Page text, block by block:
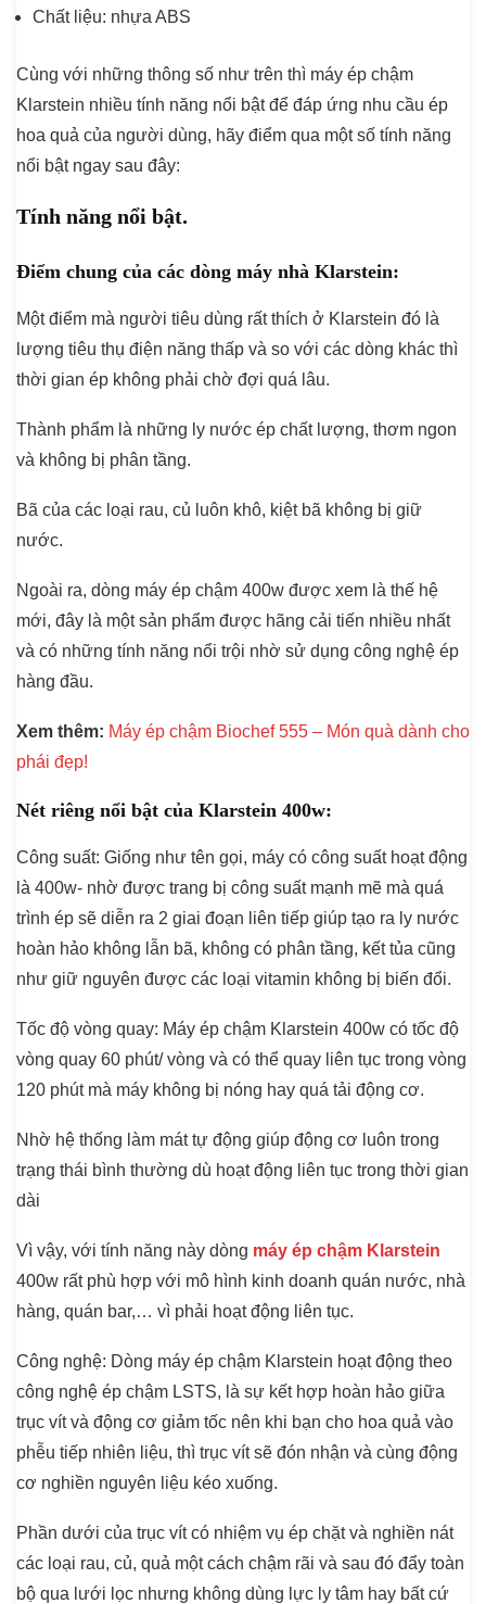
Chất liệu: nhựa ABS
Cùng với những thông số như trên thì máy ép chậm
Klarstein nhiều tính năng nổi bật để đáp ứng nhu cầu ép
hoa quả của người dùng, hãy điểm qua một số tính năng
nổi bật ngay sau đây:
Tính năng nổi bật.
Điểm chung của các dòng máy nhà Klarstein:
Một điểm mà người tiêu dùng rất thích ở Klarstein đó là
lượng tiêu thụ điện năng thấp và so với các dòng khác thì
thời gian ép không phải chờ đợi quá lâu.
Thành phẩm là những ly nước ép chất lượng, thơm ngon
và không bị phân tầng.
Bã của các loại rau, củ luôn khô, kiệt bã không bị giữ
nước.
Ngoài ra, dòng máy ép chậm 400w được xem là thế hệ
mới, đây là một sản phẩm được hãng cải tiến nhiều nhất
và có những tính năng nổi trội nhờ sử dụng công nghệ ép
hàng đầu.
Xem thêm: Máy ép chậm Biochef 555 – Món quà dành cho
phái đẹp!
Nét riêng nổi bật của Klarstein 400w:
Công suất: Giống như tên gọi, máy có công suất hoạt động
là 400w- nhờ được trang bị công suất mạnh mẽ mà quá
trình ép sẽ diễn ra 2 giai đoạn liên tiếp giúp tạo ra ly nước
hoàn hảo không lẫn bã, không có phân tầng, kết tủa cũng
như giữ nguyên được các loại vitamin không bị biến đổi.
Tốc độ vòng quay: Máy ép chậm Klarstein 400w có tốc độ
vòng quay 60 phút/ vòng và có thể quay liên tục trong vòng
120 phút mà máy không bị nóng hay quá tải động cơ.
Nhờ hệ thống làm mát tự động giúp động cơ luôn trong
trạng thái bình thường dù hoạt động liên tục trong thời gian
dài
Vì vậy, với tính năng này dòng máy ép chậm Klarstein
400w rất phù hợp với mô hình kinh doanh quán nước, nhà
hàng, quán bar,… vì phải hoạt động liên tục.
Công nghệ: Dòng máy ép chậm Klarstein hoạt động theo
công nghệ ép chậm LSTS, là sự kết hợp hoàn hảo giữa
trục vít và động cơ giảm tốc nên khi bạn cho hoa quả vào
phễu tiếp nhiên liệu, thì trục vít sẽ đón nhận và cùng động
cơ nghiền nguyên liệu kéo xuống.
Phần dưới của trục vít có nhiệm vụ ép chặt và nghiền nát
các loại rau, củ, quả một cách chậm rãi và sau đó đẩy toàn
bộ qua lưới lọc nhưng không dùng lực ly tâm hay bất cứ